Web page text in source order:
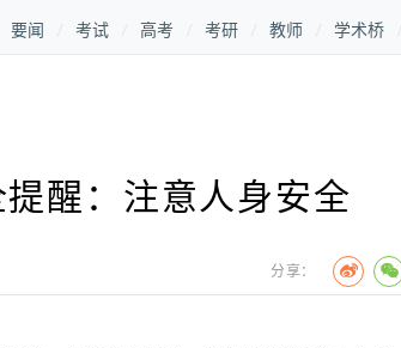
要闻 考试 高考 考研 教师 学术桥
醒：注意人身安全
分享：